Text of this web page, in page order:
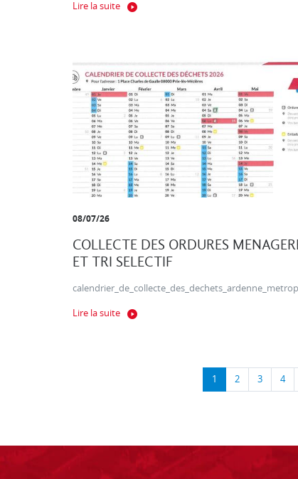
Lire la suite
08/07/26
COLLECTE DES ORDURES
ET TRI SELECTIF
Lire la suite
1 2 3 4